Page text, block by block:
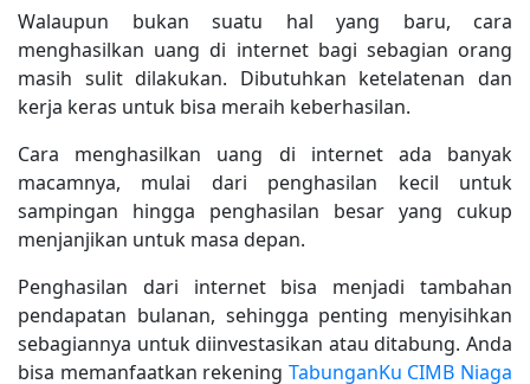
Walaupun bukan suatu hal yang baru, cara
menghasilkan uang di internet bagi sebagian orang
masih sulit dilakukan. Dibutuhkan ketelatenan dan
kerja keras untuk bisa meraih keberhasilan.
Cara menghasilkan uang di internet ada banyak
macamnya, mulai dari penghasilan kecil untuk
sampingan hingga penghasilan besar yang cukup
menjanjikan untuk masa depan.
Penghasilan dari internet bisa menjadi tambahan
pendapatan bulanan, sehingga penting menyisihkan
sebagiannya untuk diinvestasikan atau ditabung. Anda
bisa memanfaatkan rekening TabunganKu CIMB Niaga